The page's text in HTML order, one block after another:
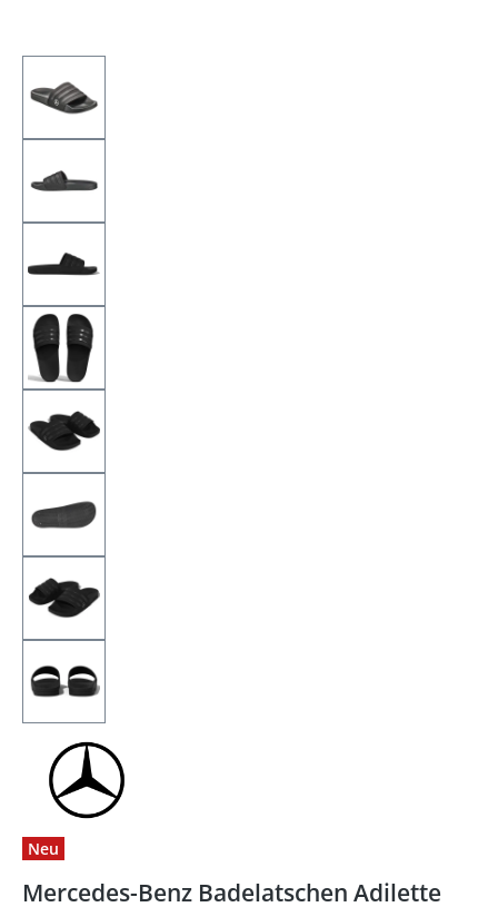
Neu
Mercedes-Benz Badelatschen Adilette